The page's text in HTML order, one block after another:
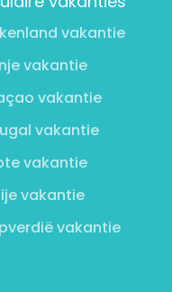
vakantie
vakantie
vakantie
vakantie
vakantie
vakantie
vakantie